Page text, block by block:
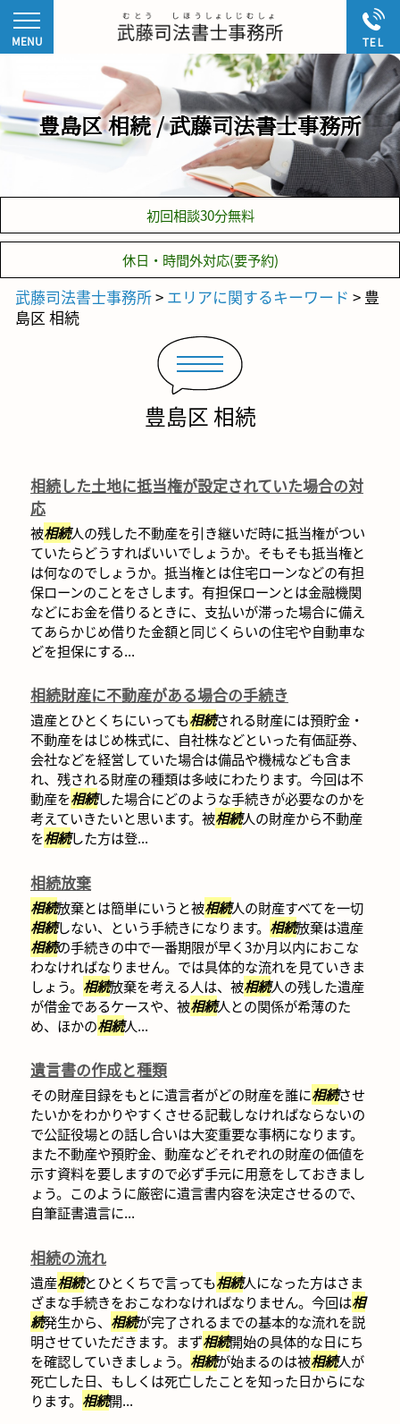
豊島区 相続 / 武藤司法書士事務所
初回相談30分無料
休日・時間外対応(要予約)
武藤司法書士事務所> エリアに関するキーワード > 豊
島区 相続
豊島区 相続
相続した土地に抵当権が設定されていた場合の対
応
被相続人の残した不動産を引き継いだ時に抵当権がつい
ていたらどうすればいいでしょうか。そもそも抵当権と
は何なのでしょうか。抵当権とは住宅ローンなどの有担
保ローンのことをさします。有担保ローンとは金融機関
などにお金を借りるときに、支払いが滞った場合に備え
てあらかじめ借りた金額と同じくらいの住宅や自動車な
どを担保にする...
相続財産に不動産がある場合の手続き
遺産とひとくちにいっても相続される財産には預貯金・
不動産をはじめ株式に、自社株などといった有価証券、
会社などを経営していた場合は備品や機械なども含ま
れ、残される財産の種類は多岐にわたります。今回は不
動産を相続した場合にどのような手続きが必要なのかを
考えていきたいと思います。被相続人の財産から不動産
を相続した方は登...
相続放棄
相続放棄とは簡単にいうと被相続人の財産すべてを一切
相続しない、という手続きになります。 相続放棄は遺産
相続の手続きの中で一番期限が早く3か月以内におこな
わなければなりません。では具体的な流れを見ていきま
しょう。 相続放棄を考える人は、被相続人の残した遺産
が借金であるケースや、被相続人との関係が希薄のた
め、ほかの相続人...
遺言書の作成と種類
その財産目録をもとに遺言者がどの財産を誰に相続させ
たいかをわかりやすくさせる記載しなければならないの
で公証役場との話し合いは大変重要な事柄になります。
また不動産や預貯金、動産などそれぞれの財産の価値を
示す資料を要しますので必ず手元に用意をしておきまし
ょう。このように厳密に遺言書内容を決定させるので、
自筆証書遺言に...
相続の流れ
遺産相続とひとくちで言っても相続人になった方はさま
ざまな手続きをおこなわなければなりません。今回は相
続発生から、 相続が完了されるまでの基本的な流れを説
明させていただきます。まず相続開始の具体的な日にち
を確認していきましょう。 相続が始まるのは被相続人が
死亡した日、もしくは死亡したことを知った日からにな
ります。 相続開...